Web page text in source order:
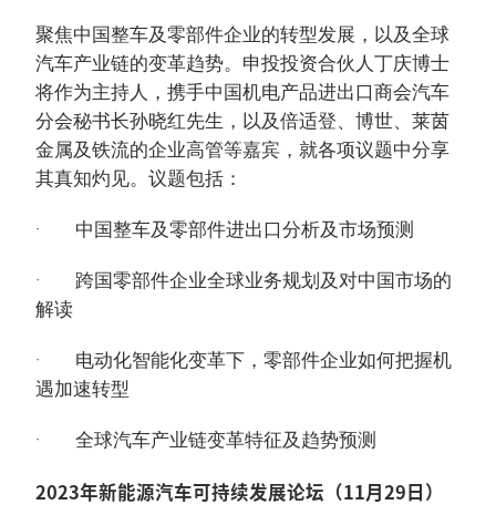
聚焦中国整车及零部件企业的转型发展，以及全球
汽车产业链的变革趋势。申投投资合伙人丁庆博士
将作为主持人，携手中国机电产品进出口商会汽车
分会秘书长孙晓红先生，以及倍适登、博世、莱茵
金属及铁流的企业高管等嘉宾，就各项议题中分享
其真知灼见。议题包括：
· 中国整车及零部件进出口分析及市场预测
· 跨国零部件企业全球业务规划及对中国市场的
解读
· 电动化智能化变革下，零部件企业如何把握机
遇加速转型
· 全球汽车产业链变革特征及趋势预测
2023年新能源汽车可持续发展论坛（11月29日）